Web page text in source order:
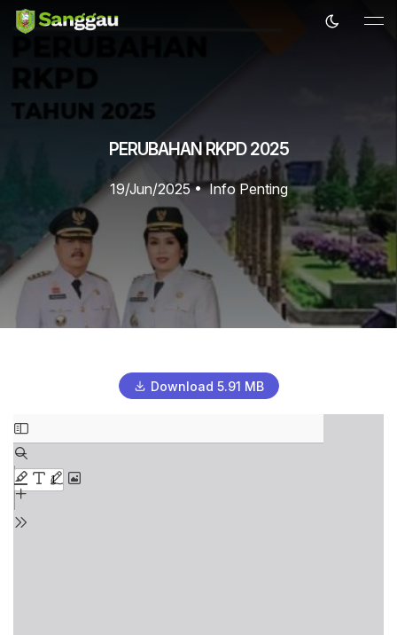
PERUBAHAN RKPD 2025
19/Jun/2025•Info Penting
Download 5.91 MB